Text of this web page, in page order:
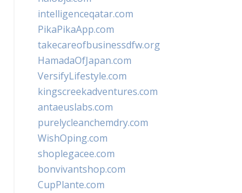
intelligenceqatar.com
PikaPikaApp.com
takecareofbusinessdfw.org
HamadaOfJapan.com
VersifyLifestyle.com
kingscreekadventures.com
antaeuslabs.com
purelycleanchemdry.com
WishOping.com
shoplegacee.com
bonvivantshop.com
CupPlante.com